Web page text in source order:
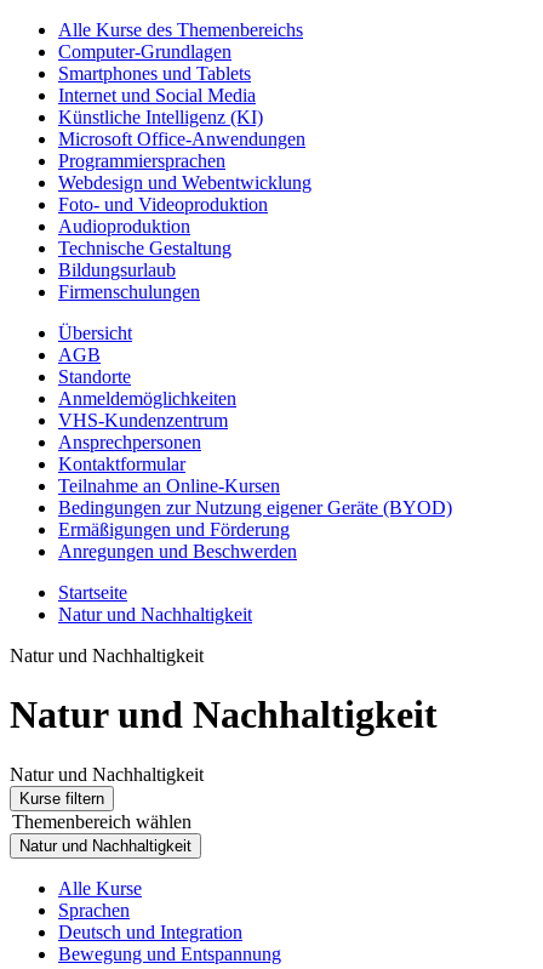
Alle Kurse des Themenbereichs
Computer-Grundlagen
Smartphones und Tablets
Internet und Social Media
Künstliche Intelligenz (KI)
Microsoft Office-Anwendungen
Programmiersprachen
Webdesign und Webentwicklung
Foto- und Videoproduktion
Audioproduktion
Technische Gestaltung
Bildungsurlaub
Firmenschulungen
Übersicht
AGB
Standorte
Anmeldemöglichkeiten
VHS-Kundenzentrum
Ansprechpersonen
Kontaktformular
Teilnahme an Online-Kursen
Bedingungen zur Nutzung eigener Geräte (BYOD)
Ermäßigungen und Förderung
Anregungen und Beschwerden
Startseite
Natur und Nachhaltigkeit
Natur und Nachhaltigkeit
Natur und Nachhaltigkeit
Natur und Nachhaltigkeit
Kurse filtern
Themenbereich wählen
Natur und Nachhaltigkeit
Alle Kurse
Sprachen
Deutsch und Integration
Bewegung und Entspannung